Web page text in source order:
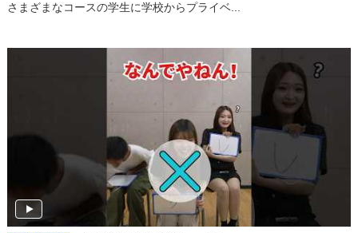
さまざまなコースの学生に学校からプライベ...